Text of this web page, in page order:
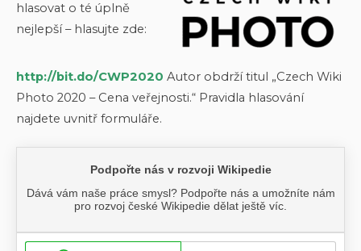
hlasovat o té úplně
nejlepší – hlasujte zde:
http://bit.do/CWP2020 Autor obdrží titul „Czech Wiki
Photo 2020 – Cena veřejnosti.“ Pravidla hlasování
najdete uvnitř formuláře.